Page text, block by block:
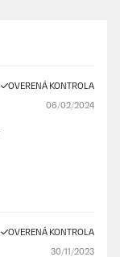
OVERENÁ KONTROLA
06/02/2024
OVERENÁ KONTROLA
30/11/2023